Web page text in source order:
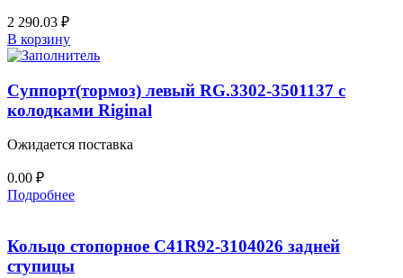
2 290.03 ₽
В корзину
Суппорт(тормоз) левый RG.3302-3501137 с
колодками Riginal
Ожидается поставка
0.00 ₽
Подробнее
Кольцо стопорное C41R92-3104026 задней
ступицы